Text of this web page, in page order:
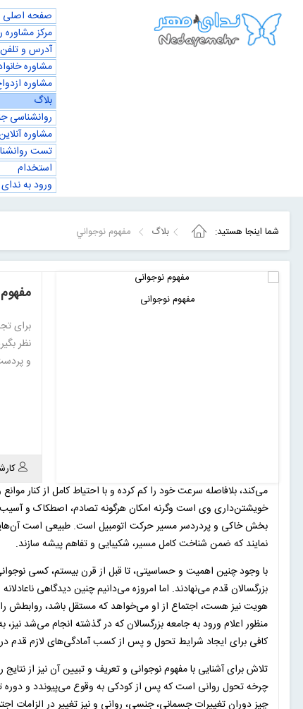
صفحه اصلی
مرکز مشاوره
آدرس و تلفن
مشاوره
مشاوره
بلاگ
روانشناسی
مشاوره
تست
استخدام
ورود به
شما اینجا هستید: بلاگ مفهوم نوجواني
مفهوم نوجوانی
برای
نظر
و
می‌کند، بلافاصله سرعت خود را کم کرده و با احتیاط کامل از کنار
خویشتن‌داری وی است وگرنه امکان هرگونه تصادم، اصطکاک و
بخش خاکی و پردردسر مسیر حرکت اتومبیل است. طبیعی است
نمایند که ضمن شناخت کامل مسیر، شکیبایی و تفاهم پیشه سازند.
با وجود چنین اهمیت و حساسیتی، تا قبل از قرن بیستم، کسی
بزرگسالان قدم می‌نهادند. اما امروزه می‌دانیم چنین دیدگاهی
هویت نیز هست، اجتماع از او می‌خواهد که مستقل باشد، روابطش
منظور اعلام ورود به جامعه بزرگسالان که در گذشته انجام می‌شد
کافی برای ایجاد شرایط تحول و پس از کسب آمادگی‌های لازم قدم در
تلاش برای آشنایی با مفهوم نوجوانی و تعریف و تبیین آن نیز از
چرخه تحول روانی است که پس از کودکی به وقوع می‌پیوندد و دوره